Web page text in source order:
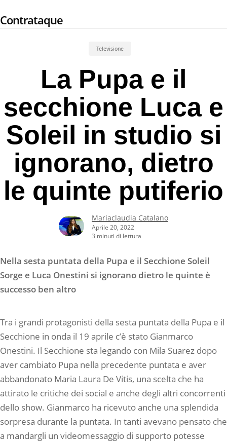
to
Contrataque
Televisione
La Pupa e il
secchione Luca e
Soleil in studio si
ignorano, dietro
le quinte putiferio
Mariaclaudia Catalano
Aprile 20, 2022
3 minuti di lettura
Nella sesta puntata della Pupa e il Secchione Soleil
Sorge e Luca Onestini si ignorano dietro le quinte è
successo ben altro
Tra i grandi protagonisti della sesta puntata della Pupa e il
Secchione in onda il 19 aprile c’è stato Gianmarco
Onestini. Il Secchione sta legando con Mila Suarez dopo
aver cambiato Pupa nella precedente puntata e aver
abbandonato Maria Laura De Vitis, una scelta che ha
attirato le critiche dei social e anche degli altri concorrenti
dello show. Gianmarco ha ricevuto anche una splendida
sorpresa durante la puntata. In tanti avevano pensato che
a mandargli un videomessaggio di supporto potesse